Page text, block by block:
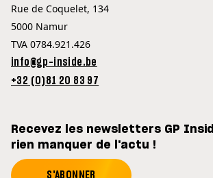
Rue de Coquelet, 134
5000 Namur
TVA 0784.921.426
info@gp-inside.be
+32 (0)81 20 83 97
Recevez les newsletters GP
rien manquer de l'actu !
S'ABONNER